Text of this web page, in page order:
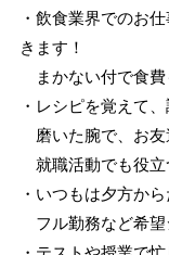
・飲食業界でのお
きます！
まかない付で食費
・レシピを覚えて
磨いた腕で、お友
就職活動でも役立
・いつもは夕方か
フル勤務など希望